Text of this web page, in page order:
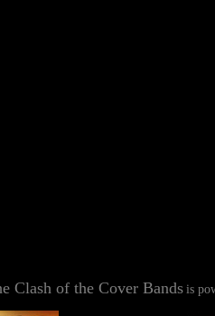
Clash of the Cover Bands is